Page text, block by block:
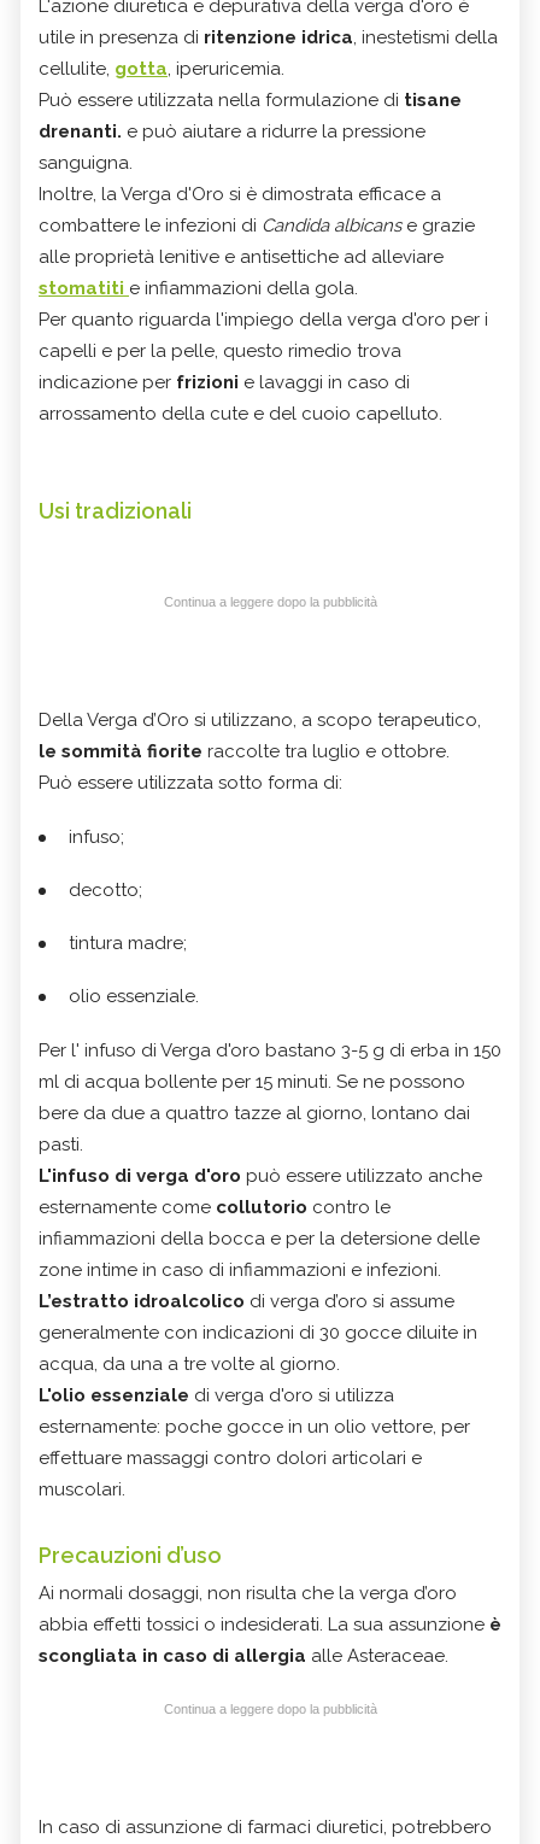
L'azione diuretica e depurativa della verga d'oro è
utile in presenza di ritenzione idrica, inestetismi della
cellulite, gotta, iperuricemia.
Può essere utilizzata nella formulazione di tisane
drenanti. e può aiutare a ridurre la pressione
sanguigna.
Inoltre, la Verga d'Oro si è dimostrata efficace a
combattere le infezioni di Candida albicanse grazie
alle proprietà lenitive e antisettiche ad alleviare
stomatiti e infiammazioni della gola.
Per quanto riguarda l'impiego della verga d'oro per i
capelli e per la pelle, questo rimedio trova
indicazione per frizioni e lavaggi in caso di
arrossamento della cute e del cuoio capelluto.
Usi tradizionali
Continua a leggere dopo la pubblicità
Della Verga d’Oro si utilizzano, a scopo terapeutico,
le sommità fiorite raccolte tra luglio e ottobre.
Può essere utilizzata sotto forma di:
infuso;
decotto;
tintura madre;
olio essenziale.
Per l' infuso di Verga d'oro bastano 3-5 g di erba in 150
ml di acqua bollente per 15 minuti. Se ne possono
bere da due a quattro tazze al giorno, lontano dai
pasti.
L'infuso di verga d'oro può essere utilizzato anche
esternamente come collutorio contro le
infiammazioni della bocca e per la detersione delle
zone intime in caso di infiammazioni e infezioni.
L’estratto idroalcolico di verga d’oro si assume
generalmente con indicazioni di 30 gocce diluite in
acqua, da una a tre volte al giorno.
L'olio essenziale di verga d'oro si utilizza
esternamente: poche gocce in un olio vettore, per
effettuare massaggi contro dolori articolari e
muscolari.
Precauzioni d’uso
Ai normali dosaggi, non risulta che la verga d’oro
abbia effetti tossici o indesiderati. La sua assunzione è
scongliata in caso di allergia alle Asteraceae.
Continua a leggere dopo la pubblicità
In caso di assunzione di farmaci diuretici, potrebbero